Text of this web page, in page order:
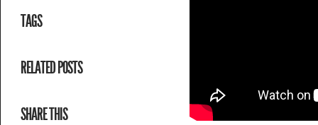
TAGS
RELATED POSTS
SHARE THIS